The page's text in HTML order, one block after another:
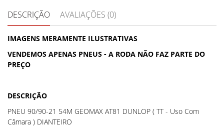
DESCRIÇÃO
AVALIAÇÕES (0)
IMAGENS MERAMENTE ILUSTRATIVAS
VENDEMOS APENAS PNEUS - A RODA NÃO FAZ PARTE DO
PREÇO
DESCRIÇÃO
PNEU 90/90-21 54M GEOMAX AT81 DUNLOP ( TT - Uso Com
Câmara ) DIANTEIRO